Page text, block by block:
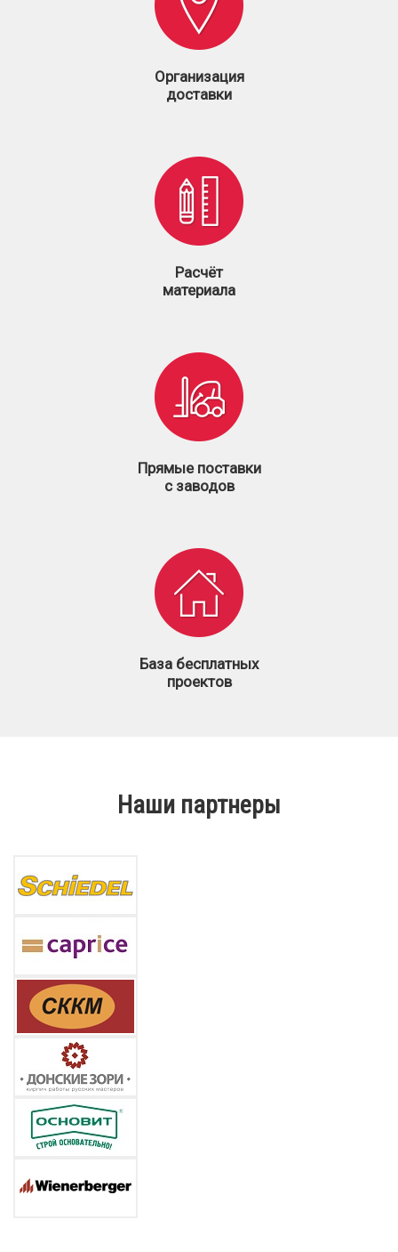
Организация
доставки
Расчёт
материала
Прямые поставки
с заводов
База бесплатных
проектов
Наши партнеры